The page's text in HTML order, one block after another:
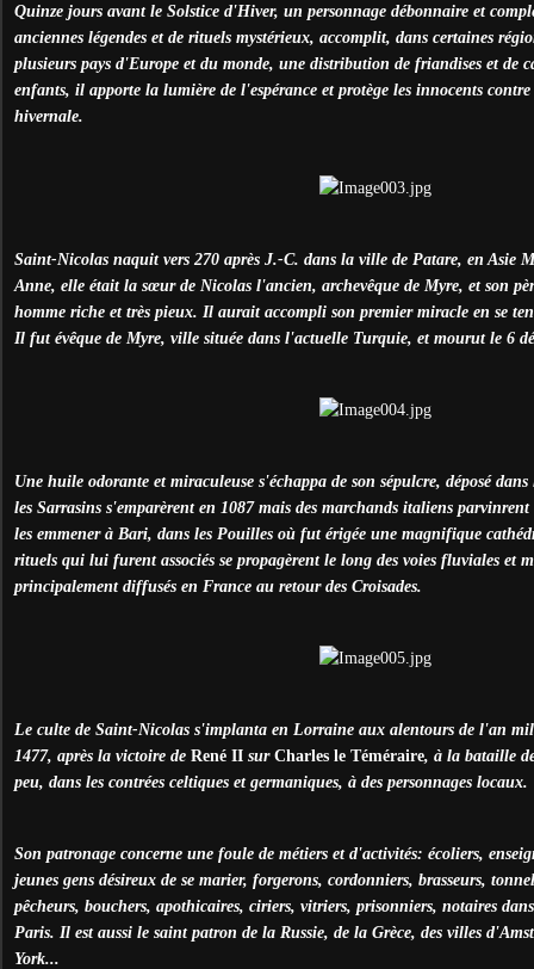
Quinze jours avant le Solstice d'Hiver, un personnage débonnaire et
anciennes légendes et de rituels mystérieux, accomplit, dans certaines
plusieurs pays d'Europe et du monde, une distribution de friandises et de
enfants, il apporte la lumière de l'espérance et protège les innocents
hivernale.
Saint-Nicolas naquit vers 270 après J.-C. dans la ville de Patare, en Asie
Anne, elle était la sœur de Nicolas l'ancien, archevêque de Myre, et son
homme riche et très pieux. Il aurait accompli son premier miracle en se
Il fut évêque de Myre, ville située dans l'actuelle Turquie, et mourut le 6
Une huile odorante et miraculeuse s'échappa de son sépulcre, déposé
les Sarrasins s'emparèrent en 1087 mais des marchands italiens
les emmener à Bari, dans les Pouilles où fut érigée une magnifique
rituels qui lui furent associés se propagèrent le long des voies fluviales et
principalement diffusés en France au retour des Croisades.
Le culte de Saint-Nicolas s'implanta en Lorraine aux alentours de l'an
1477, après la victoire de René II sur Charles le Téméraire, à la bataille
peu, dans les contrées celtiques et germaniques, à des personnages locaux.
Son patronage concerne une foule de métiers et d'activités: écoliers,
jeunes gens désireux de se marier, forgerons, cordonniers, brasseurs,
pêcheurs, bouchers, apothicaires, ciriers, vitriers, prisonniers, notaires
Paris. Il est aussi le saint patron de la Russie, de la Grèce, des villes
York...